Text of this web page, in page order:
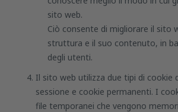
sito web.
Ciò consente di migliorare il sito
struttura e il suo contenuto, in
degli utenti.
Il sito web utilizza due tipi di cookie
sessione e cookie permanenti. I
file temporanei che vengono